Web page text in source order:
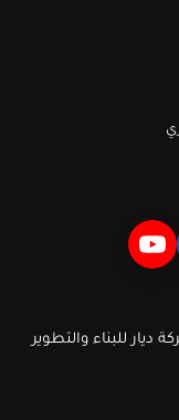
ديار للبناء والتطوير